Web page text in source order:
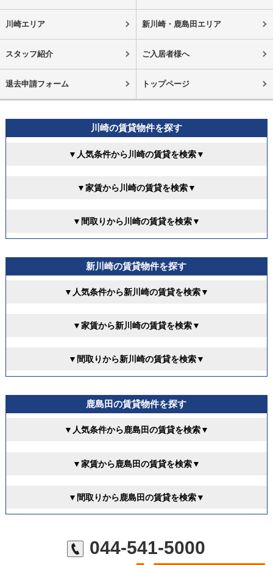
川崎エリア 新川崎・鹿島田エリア
スタッフ紹介 ご入居者様へ
退去申請フォーム トップページ
川崎の賃貸物件を探す
▼人気条件から川崎の賃貸を検索▼
▼家賃から川崎の賃貸を検索▼
▼間取りから川崎の賃貸を検索▼
新川崎の賃貸物件を探す
▼人気条件から新川崎の賃貸を検索▼
▼家賃から新川崎の賃貸を検索▼
▼間取りから新川崎の賃貸を検索▼
鹿島田の賃貸物件を探す
▼人気条件から鹿島田の賃貸を検索▼
▼家賃から鹿島田の賃貸を検索▼
▼間取りから鹿島田の賃貸を検索▼
044-541-5000